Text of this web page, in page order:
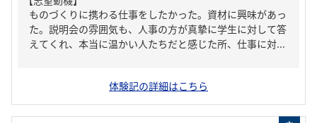
ものづくりに携わる仕事をしたかった。資材に興味があっ
た。説明会の雰囲気も、人事の方が真摯に学生に対して答
えてくれ、本当に温かい人たちだと感じた所、仕事に対...
体験記の詳細はこちら